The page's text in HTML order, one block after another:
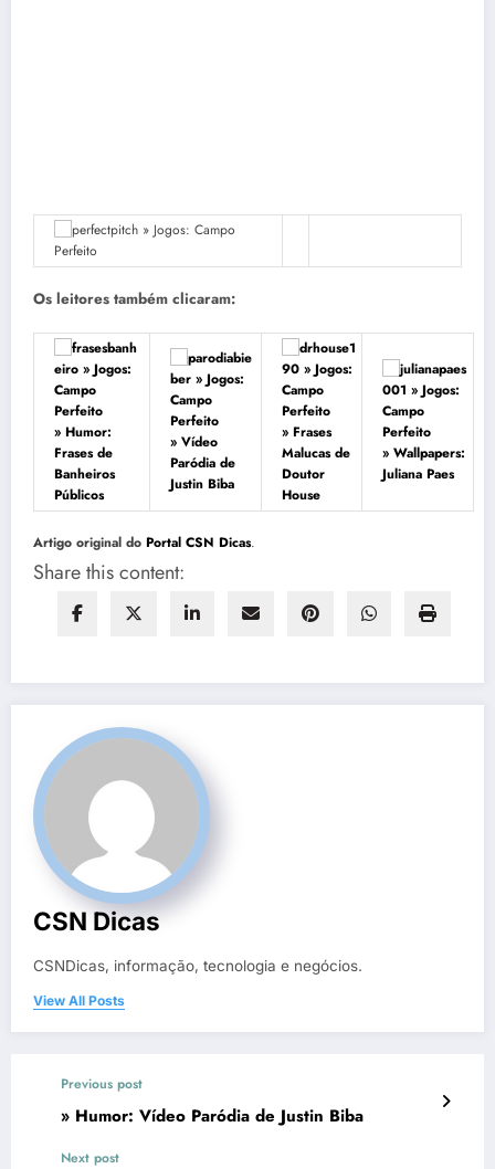
Os leitores também clicaram:
» Humor:
Frases de
Banheiros
Públicos
» Vídeo
Paródia de
Justin Biba
» Frases
Malucas de
Doutor
House
» Wallpapers:
Juliana Paes
Artigo original do Portal CSN Dicas.
Share this content:
CSN Dicas
CSNDicas, informação, tecnologia e negócios.
View All Posts
Previous post
» Humor: Vídeo Paródia de Justin Biba
Next post